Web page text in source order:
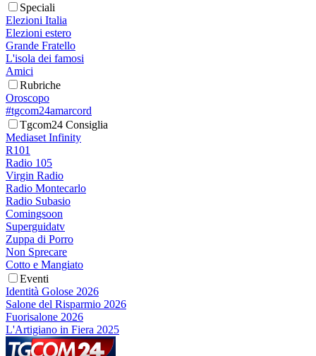
Speciali
Elezioni Italia
Elezioni estero
Grande Fratello
L'isola dei famosi
Amici
Rubriche
Oroscopo
#tgcom24amarcord
Tgcom24 Consiglia
Mediaset Infinity
R101
Radio 105
Virgin Radio
Radio Montecarlo
Radio Subasio
Comingsoon
Superguidatv
Zuppa di Porro
Non Sprecare
Cotto e Mangiato
Eventi
Identità Golose 2026
Salone del Risparmio 2026
Fuorisalone 2026
L'Artigiano in Fiera 2025